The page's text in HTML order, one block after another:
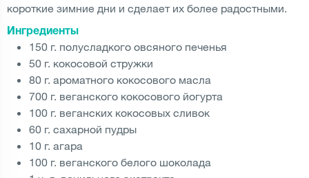
короткие зимние дни и сделает их более радостными.
Ингредиенты
150 г. полусладкого овсяного печенья
50 г. кокосовой стружки
80 г. ароматного кокосового масла
700 г. веганского кокосового йогурта
100 г. веганских кокосовых сливок
60 г. сахарной пудры
10 г. агара
100 г. веганского белого шоколада